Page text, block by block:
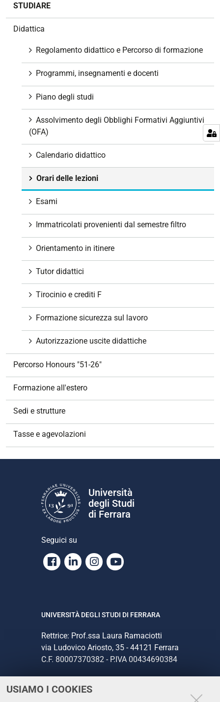
USIAMO I COOKIES
STUDIARE
Didattica
Regolamento didattico e Percorso di formazione
Programmi, insegnamenti e docenti
Piano degli studi
Assolvimento degli Obblighi Formativi Aggiuntivi
(OFA)
Calendario didattico
Orari delle lezioni
Esami
Immatricolati provenienti dal semestre filtro
Orientamento in itinere
Tutor didattici
Tirocinio e crediti F
Formazione sicurezza sul lavoro
Autorizzazione uscite didattiche
Percorso Honours "51-26"
Formazione all'estero
Sedi e strutture
Tasse e agevolazioni
Università
degli Studi
di Ferrara
Seguici su
Facebook
LinkedinInstagram
Youtube
UNIVERSITÀ DEGLI STUDI DI FERRARA
Rettrice: Prof.ssa Laura Ramaciotti
via Ludovico Ariosto, 35 - 44121 Ferrara
C.F. 80007370382 - P.IVA 00434690384
CONTATTI